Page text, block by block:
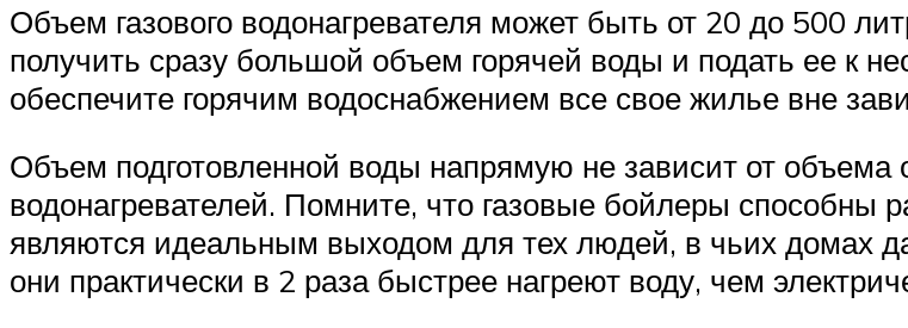
Объем газового водонагревателя может быть от 20 до 500
получить сразу большой объем горячей воды и подать ее к
обеспечите горячим водоснабжением все свое жилье вне
Объем подготовленной воды напрямую не зависит от объема
водонагревателей. Помните, что газовые бойлеры способны
являются идеальным выходом для тех людей, в чьих домах
они практически в 2 раза быстрее нагреют воду, чем